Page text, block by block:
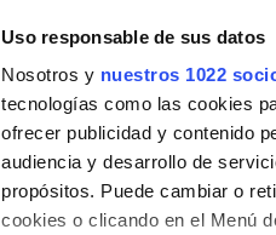
Uso responsable de sus datos
Nosotros y nuestros 1022
tecnologías como las cookies
ofrecer publicidad y contenido
audiencia y desarrollo de
propósitos. Puede cambiar o
cookies o clicando en el Menú